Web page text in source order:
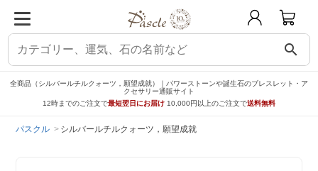
search
全商品（シルバールチルクォーツ，願望成就）｜パワーストーンや誕生石のブレスレット・ア
クセサリー通販サイト
12時までのご注文で最短翌日にお届け 10,000円以上のご注文で送料無料
パスクル シルバールチルクォーツ，願望成就